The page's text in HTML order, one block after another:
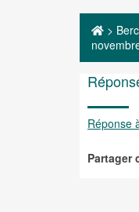
>
Réponse
Partager